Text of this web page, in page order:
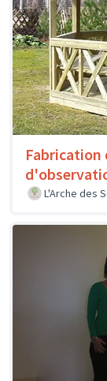
L'Arche des